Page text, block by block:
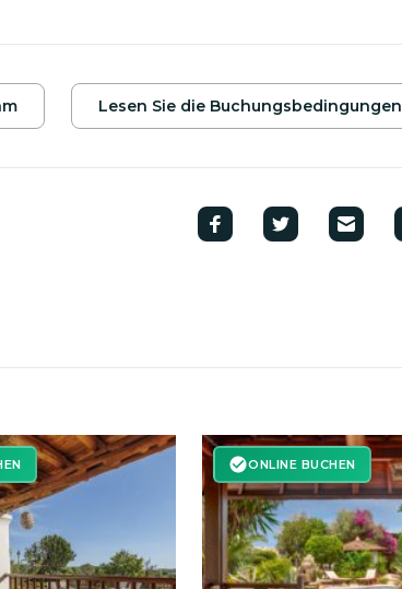
zum Schwimmen und einem Snack vor
Lesen Sie die Buchungsbedingungen
ONLINE BUCHEN